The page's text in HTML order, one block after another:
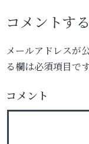
コメントする
メールアドレスが
る欄は必須項目で
コメント